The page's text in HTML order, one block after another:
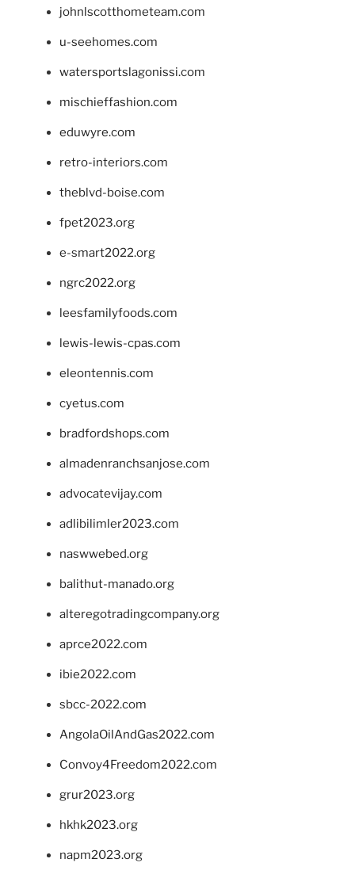
johnlscotthometeam.com
u-seehomes.com
watersportslagonissi.com
mischieffashion.com
eduwyre.com
retro-interiors.com
theblvd-boise.com
fpet2023.org
e-smart2022.org
ngrc2022.org
leesfamilyfoods.com
lewis-lewis-cpas.com
eleontennis.com
cyetus.com
bradfordshops.com
almadenranchsanjose.com
advocatevijay.com
adlibilimler2023.com
naswwebed.org
balithut-manado.org
alteregotradingcompany.org
aprce2022.com
ibie2022.com
sbcc-2022.com
AngolaOilAndGas2022.com
Convoy4Freedom2022.com
grur2023.org
hkhk2023.org
napm2023.org